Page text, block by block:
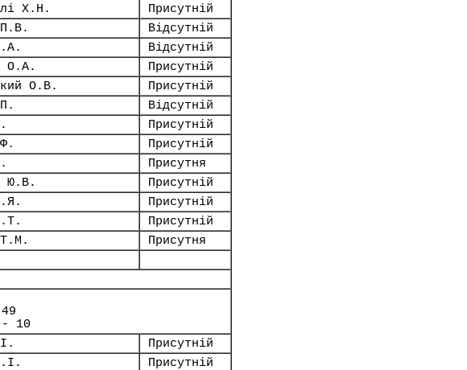
Х.Н.
Присутній
П.В.
Відсутній
Відсутній
О.А.
Присутній
О.В.
Присутній
Відсутній
Присутній
Присутній
Присутня
Ю.В.
Присутній
Присутній
Присутній
Т.М.
Присутня
- 10
Присутній
Присутній